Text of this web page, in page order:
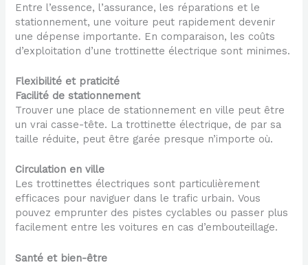
Entre l’essence, l’assurance, les réparations et le
stationnement, une voiture peut rapidement devenir
une dépense importante. En comparaison, les coûts
d’exploitation d’une trottinette électrique sont minimes.
Flexibilité et praticité
Facilité de stationnement
Trouver une place de stationnement en ville peut être
un vrai casse-tête. La trottinette électrique, de par sa
taille réduite, peut être garée presque n’importe où.
Circulation en ville
Les trottinettes électriques sont particulièrement
efficaces pour naviguer dans le trafic urbain. Vous
pouvez emprunter des pistes cyclables ou passer plus
facilement entre les voitures en cas d’embouteillage.
Santé et bien-être